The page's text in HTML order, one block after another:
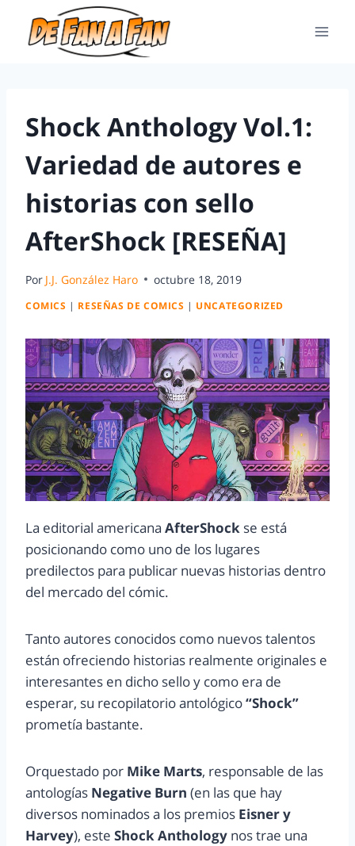
Shock Anthology Vol.1:
Variedad de autores e
historias con sello
AfterShock [RESEÑA]
Por J.J. González Haro octubre 18, 2019
COMICS | RESEÑAS DE COMICS | UNCATEGORIZED
La editorial americana AfterShock se está
posicionando como uno de los lugares
predilectos para publicar nuevas historias dentro
del mercado del cómic.
Tanto autores conocidos como nuevos talentos
están ofreciendo historias realmente originales e
interesantes en dicho sello y como era de
esperar, su recopilatorio antológico“Shock”
prometía bastante.
Orquestado por Mike Marts, responsable de las
antologías Negative Burn (en las que hay
diversos nominados a los premios Eisner y
Harvey), este Shock Anthology nos trae una